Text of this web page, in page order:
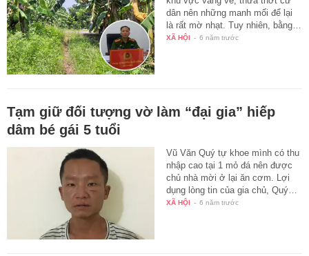
dân nên những manh mối để lại
là rất mờ nhạt. Tuy nhiên, bằng…
XÃ HỘI - 6 năm trước
Tạm giữ đối tượng vờ làm “đại gia” hiếp
dâm bé gái 5 tuổi
Vũ Văn Quý tự khoe mình có thu
nhập cao tại 1 mỏ đá nên được
chủ nhà mời ở lại ăn cơm. Lợi
dụng lòng tin của gia chủ, Quý…
XÃ HỘI - 6 năm trước